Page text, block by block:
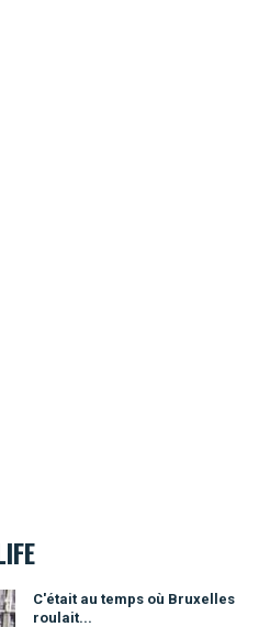
C'était au temps où Bruxelles
roulait...
roulait...